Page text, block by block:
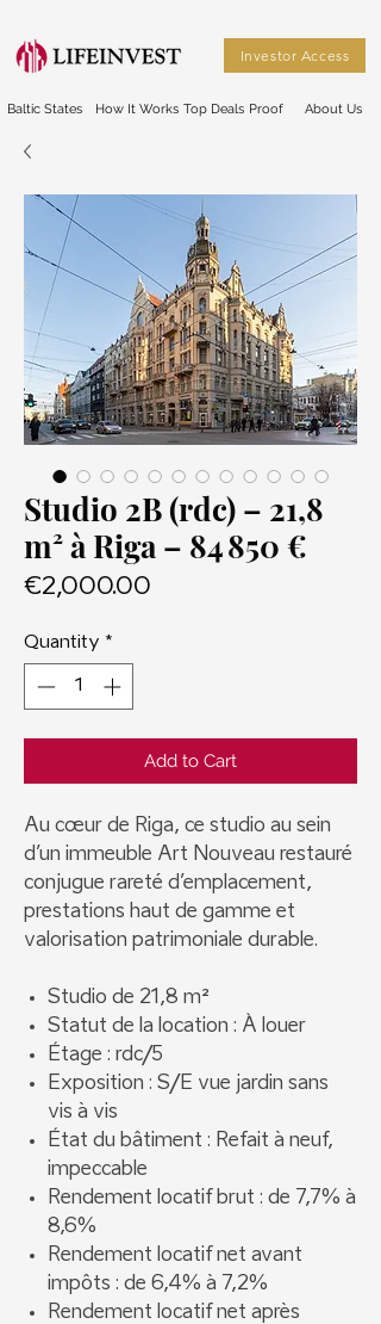
Investor Access
How It Works
Baltic States Top Deals Proof About Us
Studio 2B (rdc) – 21,8
m² à Riga – 84 850 €
€2,000.00
Quantity *
Add to Cart
Au cœur de Riga, ce studio au sein
d’un immeuble Art Nouveau restauré
conjugue rareté d’emplacement,
prestations haut de gamme et
valorisation patrimoniale durable.
Studio de 21,8 m²
Statut de la location : À louer
Étage : rdc/5
Exposition : S/E vue jardin sans
vis à vis
État du bâtiment : Refait à neuf,
impeccable
Rendement locatif brut : de 7,7% à
8,6%
Rendement locatif net avant
impôts : de 6,4% à 7,2%
Rendement locatif net après